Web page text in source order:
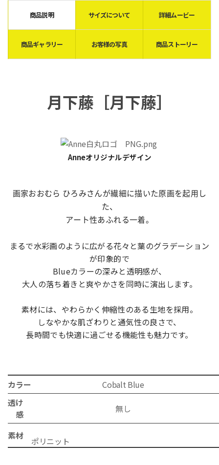
商品説明 サイズについて 詳細ムービー
商品ギャラリー お客様の写真 商品ストーリー
月下藤［月下藤］
Anneオリジナルデザイン
画家おおむら ひろみさんが繊細に描いた原画を起用し
た、
アート性あふれる一着。
まるで水彩画のように広がる花々と葉のグラデーション
が印象的で
Blueカラーの深みと透明感が、
大人の落ち着きと爽やかさを同時に演出します。
素材には、やわらかく伸縮性のある生地を採用。
しなやかな肌ざわりと通気性の良さで、
長時間でも快適に過ごせる機能性も魅力です。
カラー
Cobalt Blue
透け
感
無し
素材 ポ